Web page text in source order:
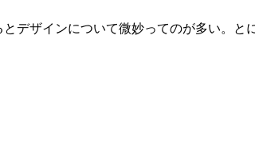
デザインについて微妙ってのが多い。と